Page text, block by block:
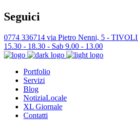
Seguici
0774 336714 via Pietro Nenni, 5 - TIVOLI
15.30 - 18.30 - Sab 9.00 - 13.00
Portfolio
Servizi
Blog
NotiziaLocale
XL Giornale
Contatti